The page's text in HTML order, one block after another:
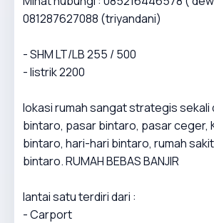
081287627088 (triyandani)
- SHM LT/LB 255 / 500
- listrik 2200
lokasi rumah sangat strategis sekali
bintaro, pasar bintaro, pasar ceger,
bintaro, hari-hari bintaro, rumah
bintaro. RUMAH BEBAS BANJIR
lantai satu terdiri dari :
- Carport